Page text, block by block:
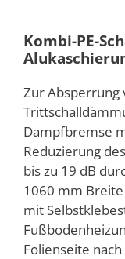
Kombi-PE-
Zur Absperrung
Dampfbremse
Reduzierung
bis zu 19 dB
1060 mm
mit
Folienseite